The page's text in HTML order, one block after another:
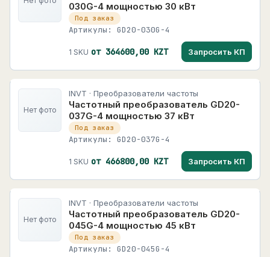
030G-4 мощностью 30 кВт
Под заказ
Артикулы: GD20-030G-4
1 SKU от 364600,00 KZT Запросить КП
Нет фото
INVT · Преобразователи частоты
Частотный преобразователь GD20-
037G-4 мощностью 37 кВт
Под заказ
Артикулы: GD20-037G-4
1 SKU от 466800,00 KZT Запросить КП
Нет фото
INVT · Преобразователи частоты
Частотный преобразователь GD20-
045G-4 мощностью 45 кВт
Под заказ
Артикулы: GD20-045G-4